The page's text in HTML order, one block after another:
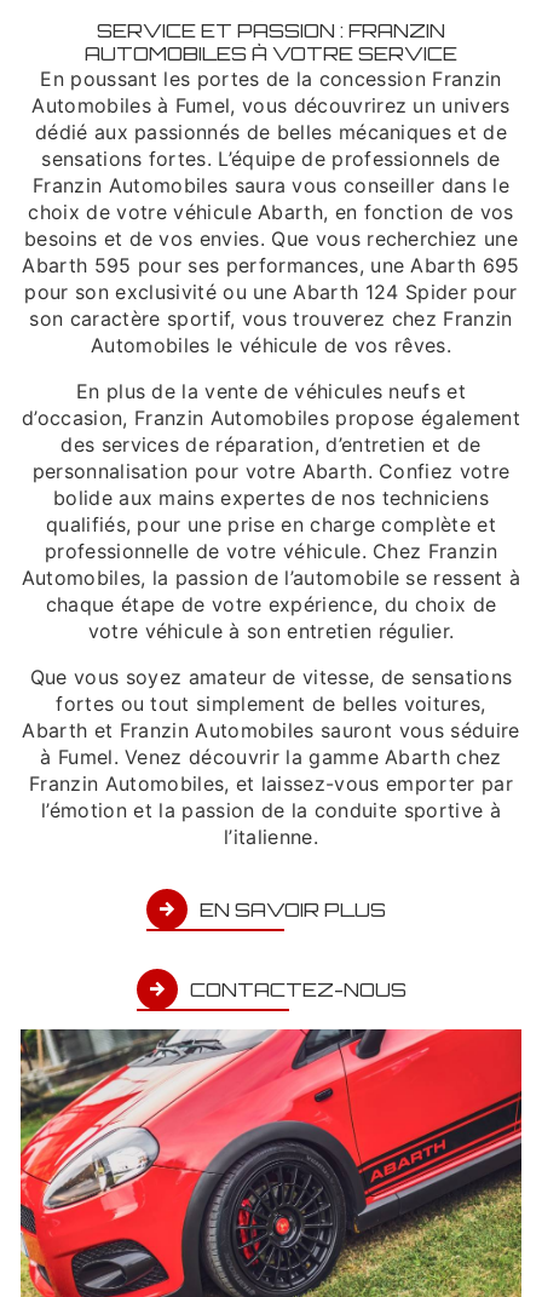
SERVICE ET PASSION : FRANZIN
AUTOMOBILES À VOTRE SERVICE
En poussant les portes de la concession Franzin
Automobiles à Fumel, vous découvrirez un univers
dédié aux passionnés de belles mécaniques et de
sensations fortes. L’équipe de professionnels de
Franzin Automobiles saura vous conseiller dans le
choix de votre véhicule Abarth, en fonction de vos
besoins et de vos envies. Que vous recherchiez une
Abarth 595 pour ses performances, une Abarth 695
pour son exclusivité ou une Abarth 124 Spider pour
son caractère sportif, vous trouverez chez Franzin
Automobiles le véhicule de vos rêves.
En plus de la vente de véhicules neufs et
d’occasion, Franzin Automobiles propose également
des services de réparation, d’entretien et de
personnalisation pour votre Abarth. Confiez votre
bolide aux mains expertes de nos techniciens
qualifiés, pour une prise en charge complète et
professionnelle de votre véhicule. Chez Franzin
Automobiles, la passion de l’automobile se ressent à
chaque étape de votre expérience, du choix de
votre véhicule à son entretien régulier.
Que vous soyez amateur de vitesse, de sensations
fortes ou tout simplement de belles voitures,
Abarth et Franzin Automobiles sauront vous séduire
à Fumel. Venez découvrir la gamme Abarth chez
Franzin Automobiles, et laissez-vous emporter par
l’émotion et la passion de la conduite sportive à
l’italienne.
EN SAVOIR PLUS
CONTACTEZ-NOUS